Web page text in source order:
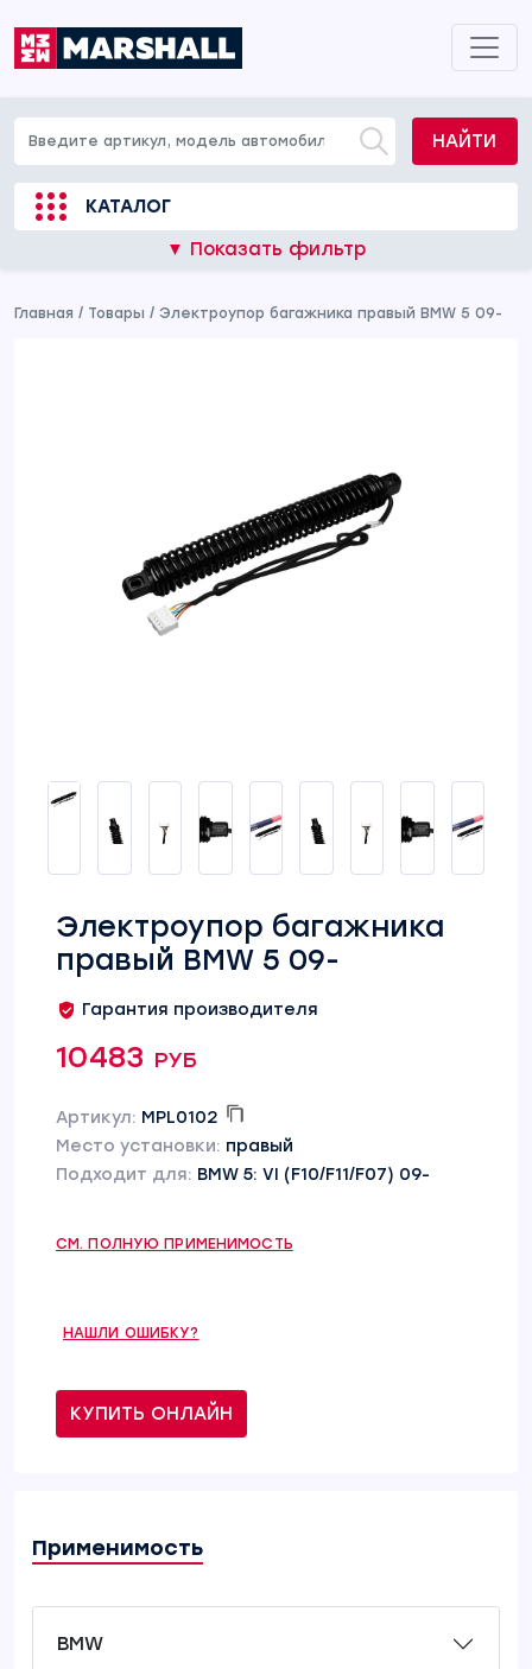
НАЙТИ
КАТАЛОГ
▼ Показать фильтр
Главная / Товары / Электроупор багажника правый BMW 5 09-
Электроупор багажника
правый BMW 5 09-
Гарантия производителя
10483 руб
Артикул: MPL0102
Место установки: правый
Подходит для: BMW 5: VI (F10/F11/F07) 09-
СМ. ПОЛНУЮ ПРИМЕНИМОСТЬ
НАШЛИ ОШИБКУ?
КУПИТЬ ОНЛАЙН
Применимость
BMW